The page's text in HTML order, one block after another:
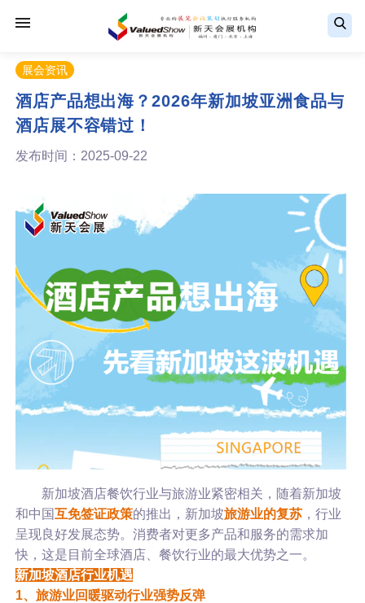
展会资讯
酒店产品想出海？2026年新加坡亚洲食品与
酒店展不容错过！
发布时间：2025-09-22
新加坡酒店餐饮行业与旅游业紧密相关，随着新加坡
和中国互免签证政策的推出，新加坡旅游业的复苏，行业
呈现良好发展态势。消费者对更多产品和服务的需求加
快，这是目前全球酒店、餐饮行业的最大优势之一。
新加坡酒店行业机遇
1、旅游业回暖驱动行业强势反弹